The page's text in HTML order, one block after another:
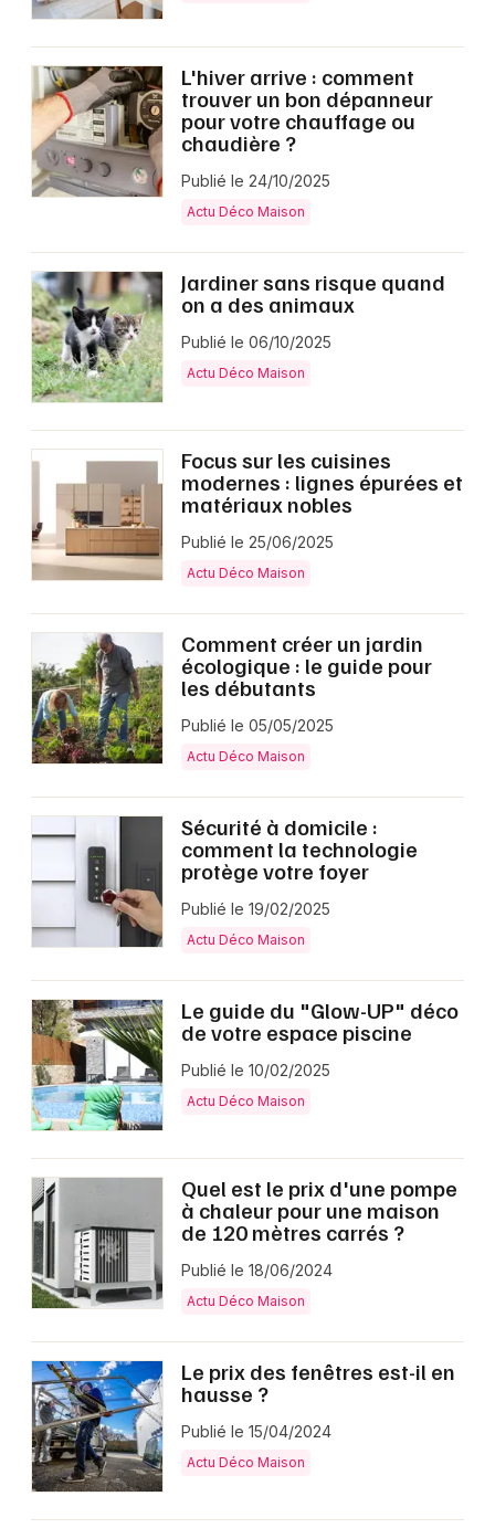
L'hiver arrive : comment
trouver un bon dépanneur
pour votre chauffage ou
chaudière ?
Publié le 24/10/2025
Actu Déco Maison
Jardiner sans risque quand
on a des animaux
Publié le 06/10/2025
Actu Déco Maison
Focus sur les cuisines
modernes : lignes épurées et
matériaux nobles
Publié le 25/06/2025
Actu Déco Maison
Comment créer un jardin
écologique : le guide pour
les débutants
Publié le 05/05/2025
Actu Déco Maison
Sécurité à domicile :
comment la technologie
protège votre foyer
Publié le 19/02/2025
Actu Déco Maison
Le guide du "Glow-UP" déco
de votre espace piscine
Publié le 10/02/2025
Actu Déco Maison
Quel est le prix d'une pompe
à chaleur pour une maison
de 120 mètres carrés ?
Publié le 18/06/2024
Actu Déco Maison
Le prix des fenêtres est-il en
hausse ?
Publié le 15/04/2024
Actu Déco Maison